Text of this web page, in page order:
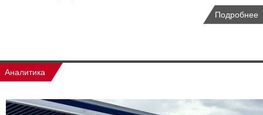
Подробнее
Аналитика